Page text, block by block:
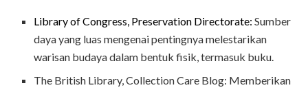
Library of Congress, Preservation Directorate: Sumber
daya yang luas mengenai pentingnya melestarikan
warisan budaya dalam bentuk fisik, termasuk buku.
The British Library, Collection Care Blog: Memberikan